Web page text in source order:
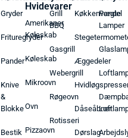
Gryder
Frituregryder
Pander
Knive
&
Blokke
Bestik
Hvidevarer
Amerikaner
Køleskab
Køleskab
Mikroovn
Ovn
Pizzaovn
Grill
BBQ
Gasgrill
Webergrill
Røgeovn
Rotisseri
Køkkenvægte
Æggedeler
Dåseåbner
Dørslag
Pendel
Lamper